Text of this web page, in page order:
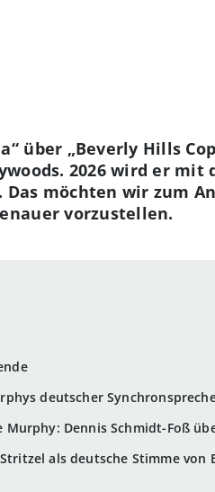
deutscher
Murphy: Dennis Schmidt-Foß
als deutsche Stimme von
über „Beverly Hills
2026 wird er mit
Das möchten wir zum
vorzustellen.